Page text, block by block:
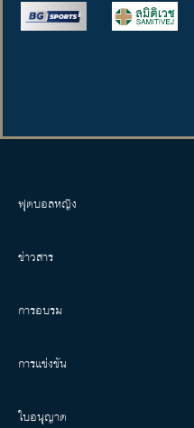
ฟุตบอลหญิง
ข่าวสาร
การอบรม
การแข่งขัน
ใบอนุญาต